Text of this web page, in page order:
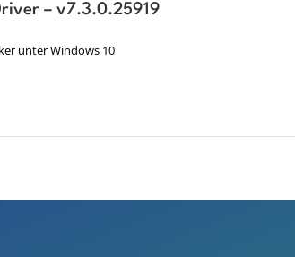
– v7.3.0.25919
unter Windows 10